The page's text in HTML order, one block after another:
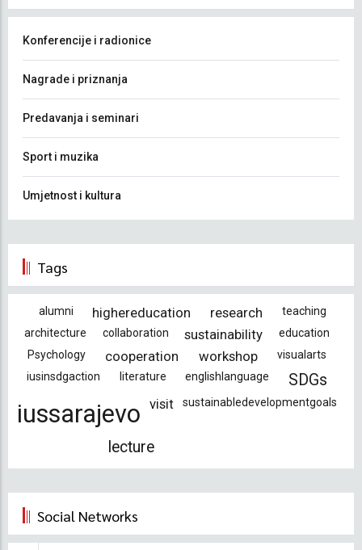
Konferencije i radionice
Nagrade i priznanja
Predavanja i seminari
Sport i muzika
Umjetnost i kultura
Tags
alumni highereducation research
teaching
architecture
collaboration sustainability
education
Psychology
cooperation workshop
visualarts
iusinsdgaction
literature englishlanguage SDGs
iussarajevo visit sustainabledevelopmentgoals
lecture
Social Networks